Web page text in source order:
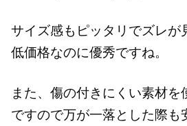
サイズ感もピッタリでズレが
低価格なのに優秀ですね。
また、傷の付きにくい素材を
ですので万が一落とした際も